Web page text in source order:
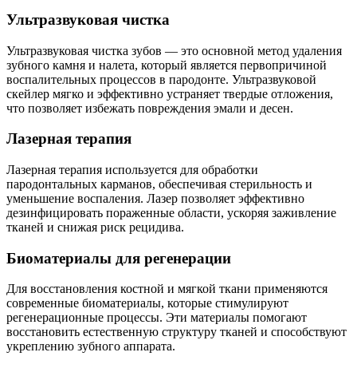
Ультразвуковая чистка
Ультразвуковая чистка зубов — это основной метод удаления
зубного камня и налета, который является первопричиной
воспалительных процессов в пародонте. Ультразвуковой
скейлер мягко и эффективно устраняет твердые отложения,
что позволяет избежать повреждения эмали и десен.
Лазерная терапия
Лазерная терапия используется для обработки
пародонтальных карманов, обеспечивая стерильность и
уменьшение воспаления. Лазер позволяет эффективно
дезинфицировать пораженные области, ускоряя заживление
тканей и снижая риск рецидива.
Биоматериалы для регенерации
Для восстановления костной и мягкой ткани применяются
современные биоматериалы, которые стимулируют
регенерационные процессы. Эти материалы помогают
восстановить естественную структуру тканей и способствуют
укреплению зубного аппарата.